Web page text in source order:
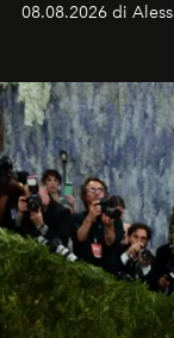
Craig, però,
08.08.2026 di